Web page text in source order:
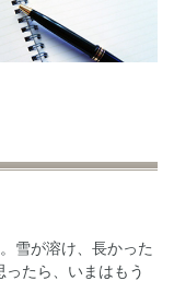
雪が溶け、長かった
たら、いまはもう